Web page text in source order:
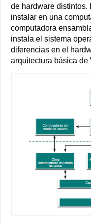
de hardware distintos.
instalar en una
computadora
instala el sistema
diferencias en el
arquitectura básica de